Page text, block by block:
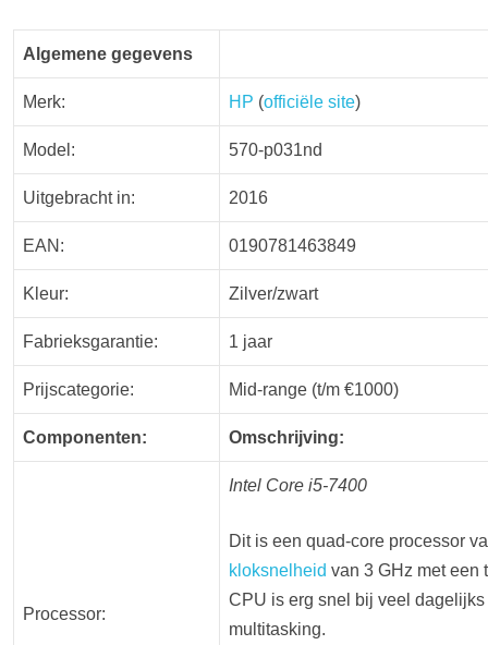
Algemene gegevens
Merk: HP (officiële site)
Model: 570-p031nd
Uitgebracht in: 2016
EAN: 0190781463849
Kleur: Zilver/zwart
Fabrieksgarantie: 1 jaar
Prijscategorie: Mid-range (t/m €1000)
Componenten: Omschrijving:
Processor:
Intel Core i5-7400
Dit is een quad-core processor
kloksnelheid van 3 GHz met een
CPU is erg snel bij veel
multitasking.